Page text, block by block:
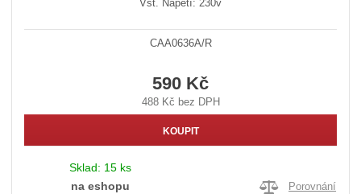
Vst. Napětí: 230v
CAA0636A/R
590 Kč
488 Kč bez DPH
KOUPIT
Sklad: 15 ks
na eshopu
Porovnání